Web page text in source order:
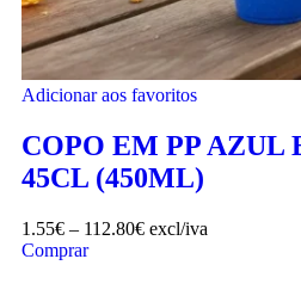
Adicionar aos favoritos
COPO EM PP AZUL
45CL (450ML)
1.55€ – 112.80€ excl/iva
Comprar